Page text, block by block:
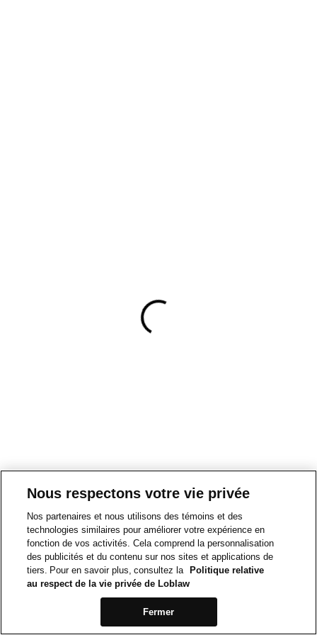
Nous respectons votre vie privée
Nos partenaires et nous utilisons des témoins et des
technologies similaires pour améliorer votre expérience en
fonction de vos activités. Cela comprend la personnalisation
des publicités et du contenu sur nos sites et applications de
tiers. Pour en savoir plus, consultez la
Politique relative
au respect de la vie privée de Loblaw
Fermer